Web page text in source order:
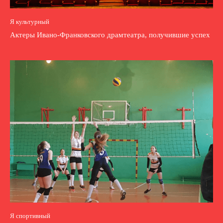
Я культурный
Актеры Ивано-Франковского драмтеатра, получившие успех
Я спортивный